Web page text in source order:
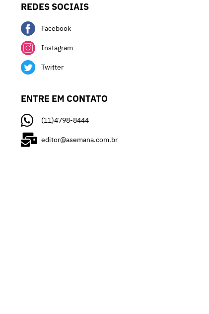
REDES SOCIAIS
Facebook
Instagram
Twitter
ENTRE EM CONTATO
(11)4798-8444
editor@asemana.com.br